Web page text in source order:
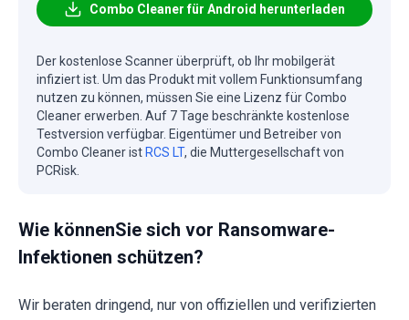
Combo Cleaner für Android herunterladen
Der kostenlose Scanner überprüft, ob Ihr mobilgerät
infiziert ist. Um das Produkt mit vollem Funktionsumfang
nutzen zu können, müssen Sie eine Lizenz für Combo
Cleaner erwerben. Auf 7 Tage beschränkte kostenlose
Testversion verfügbar. Eigentümer und Betreiber von
Combo Cleaner ist RCS LT, die Muttergesellschaft von
PCRisk.
Wie könnenSie sich vor Ransomware-
Infektionen schützen?
Wir beraten dringend, nur von offiziellen und verifizierten